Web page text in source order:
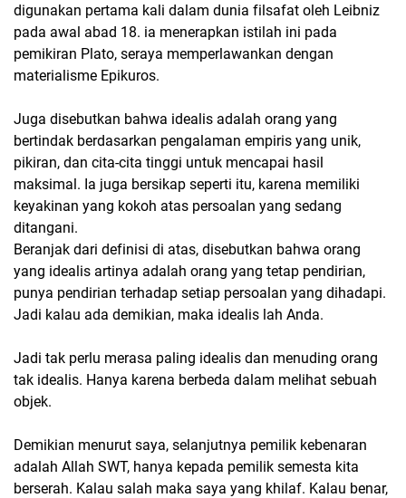
digunakan pertama kali dalam dunia filsafat oleh Leibniz
pada awal abad 18. ia menerapkan istilah ini pada
pemikiran Plato, seraya memperlawankan dengan
materialisme Epikuros.
Juga disebutkan bahwa idealis adalah orang yang
bertindak berdasarkan pengalaman empiris yang unik,
pikiran, dan cita-cita tinggi untuk mencapai hasil
maksimal. Ia juga bersikap seperti itu, karena memiliki
keyakinan yang kokoh atas persoalan yang sedang
ditangani.
Beranjak dari definisi di atas, disebutkan bahwa orang
yang idealis artinya adalah orang yang tetap pendirian,
punya pendirian terhadap setiap persoalan yang dihadapi.
Jadi kalau ada demikian, maka idealis lah Anda.
Jadi tak perlu merasa paling idealis dan menuding orang
tak idealis. Hanya karena berbeda dalam melihat sebuah
objek.
Demikian menurut saya, selanjutnya pemilik kebenaran
adalah Allah SWT, hanya kepada pemilik semesta kita
berserah. Kalau salah maka saya yang khilaf. Kalau benar,